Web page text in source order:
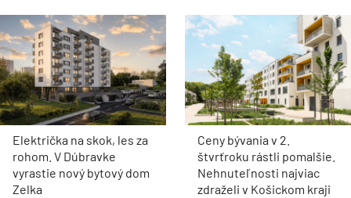
Električka na skok, les za
rohom. V Dúbravke
vyrastie nový bytový dom
Zelka
Ceny bývania v 2.
štvrťroku rástli pomalšie.
Nehnuteľnosti najviac
zdraželi v Košickom kraji